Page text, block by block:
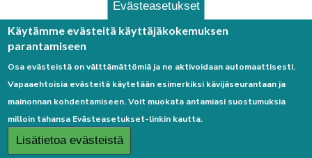
Palaute
Linkkejä
Evästeasetukset
Käytämme evästeitä käyttäjäkokemuksen
parantamiseen
Osa evästeistä on välttämättömiä ja ne aktivoidaan automaattisesti.
Vapaaehtoisia evästeitä käytetään esimerkiksi kävijäseurantaan ja
mainonnan kohdentamiseen. Voit muokata antamiasi suostumuksia
milloin tahansa Evästeasetukset-linkin kautta.
Lisätietoa evästeistä